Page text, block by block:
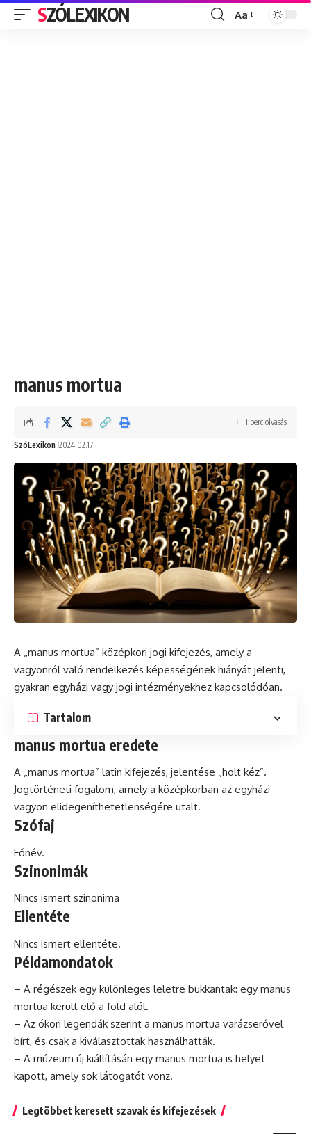
SZÓLEXIKON
Font
Aa
manus mortua
SzóLexikon 2024.02.17.
1 perc olvasás
A „manus mortua” középkori jogi kifejezés, amely a
vagyonról való rendelkezés képességének hiányát jelenti,
gyakran egyházi vagy jogi intézményekhez kapcsolódóan.
Tartalom
manus mortua eredete
A „manus mortua” latin kifejezés, jelentése „holt kéz”.
Jogtörténeti fogalom, amely a középkorban az egyházi
vagyon elidegeníthetetlenségére utalt.
Szófaj
Főnév.
Szinonimák
Nincs ismert szinonima
Ellentéte
Nincs ismert ellentéte.
Példamondatok
– A régészek egy különleges leletre bukkantak: egy manus
mortua került elő a föld alól.
– Az ókori legendák szerint a manus mortua varázserővel
bírt, és csak a kiválasztottak használhatták.
– A múzeum új kiállításán egy manus mortua is helyet
kapott, amely sok látogatót vonz.
Legtöbbet keresett szavak és kifejezések